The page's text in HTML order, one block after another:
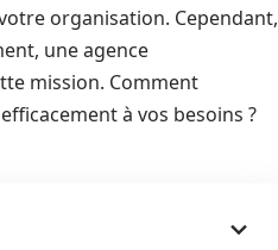
organisation. Cependant,
une agence
mission. Comment
à vos besoins ?